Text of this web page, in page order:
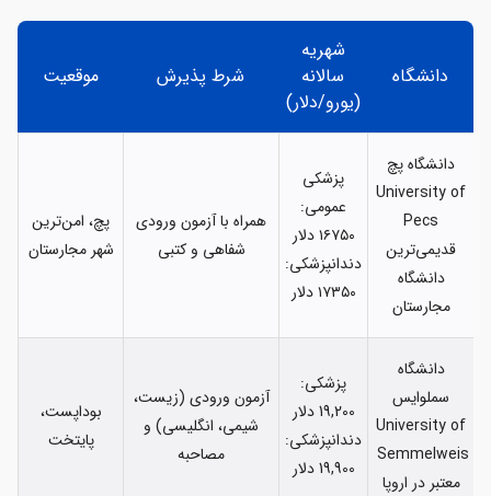
دانشگاه
شهریه
سالانه
(یورو/دلار)
شرط پذیرش موقعیت
دانشگاه پچ
University of
Pecs
قدیمی‌ترین
دانشگاه
مجارستان
پزشکی
عمومی:
۱۶۷۵۰ دلار
دندانپزشکی:
۱۷۳۵۰ دلار
همراه با آزمون ورودی
شفاهی و کتبی
پچ، امن‌ترین
شهر مجارستان
دانشگاه
سملوایس
University of
Semmelweis
معتبر در اروپا
پزشکی:
19,200 دلار
دندانپزشکی:
19,900 دلار
آزمون ورودی (زیست،
شیمی، انگلیسی) و
مصاحبه
بوداپست،
پایتخت